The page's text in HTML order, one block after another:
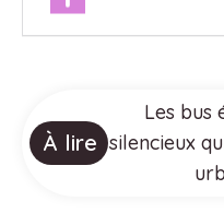
À lire
Les bus
silencieux